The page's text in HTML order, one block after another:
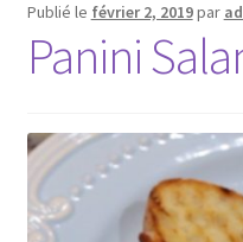
Publié le février 2, 2019par
Panini